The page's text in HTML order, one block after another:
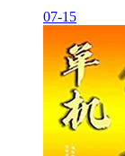
07-15